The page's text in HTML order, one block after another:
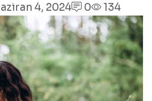
4, 2024 0 134